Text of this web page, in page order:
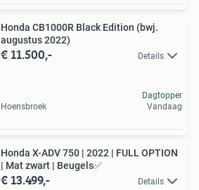
Honda CB1000R Black Edition (bwj.
augustus 2022)
€ 11.500,- Details
Hoensbroek
Dagtopper
Vandaag
Honda X-ADV 750 | 2022 | FULL OPTION
| Mat zwart | Beugels✅
€ 13.499,- Details